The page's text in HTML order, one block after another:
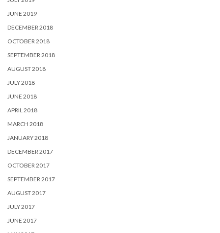
JUNE 2019
DECEMBER 2018
OCTOBER 2018
SEPTEMBER 2018
AUGUST 2018
JULY 2018
JUNE 2018
APRIL 2018
MARCH 2018
JANUARY 2018
DECEMBER 2017
OCTOBER 2017
SEPTEMBER 2017
AUGUST 2017
JULY 2017
JUNE 2017